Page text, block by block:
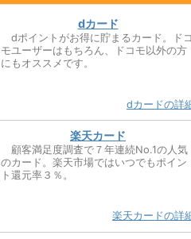
dカード
dポイントがお得に貯まるカード。ド
モユーザーはもちろん、ドコモ以外の方
にもオススメです。
dカードの詳
楽天カード
顧客満足度調査で７年連続No.1の人気
のカード。楽天市場ではいつでもポイン
ト還元率３％。
楽天カードの詳